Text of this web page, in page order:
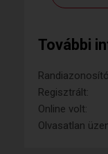
További
Regisztrált:
Online volt:
Olvasatlan